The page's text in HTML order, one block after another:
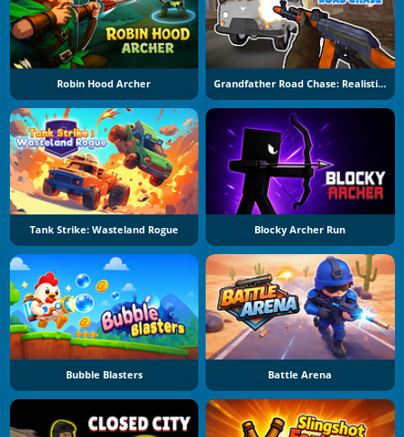
Robin Hood Archer Grandfather Road Chase: Realistic Shooter
Tank Strike: Wasteland Rogue Blocky Archer Run
Bubble Blasters Battle Arena